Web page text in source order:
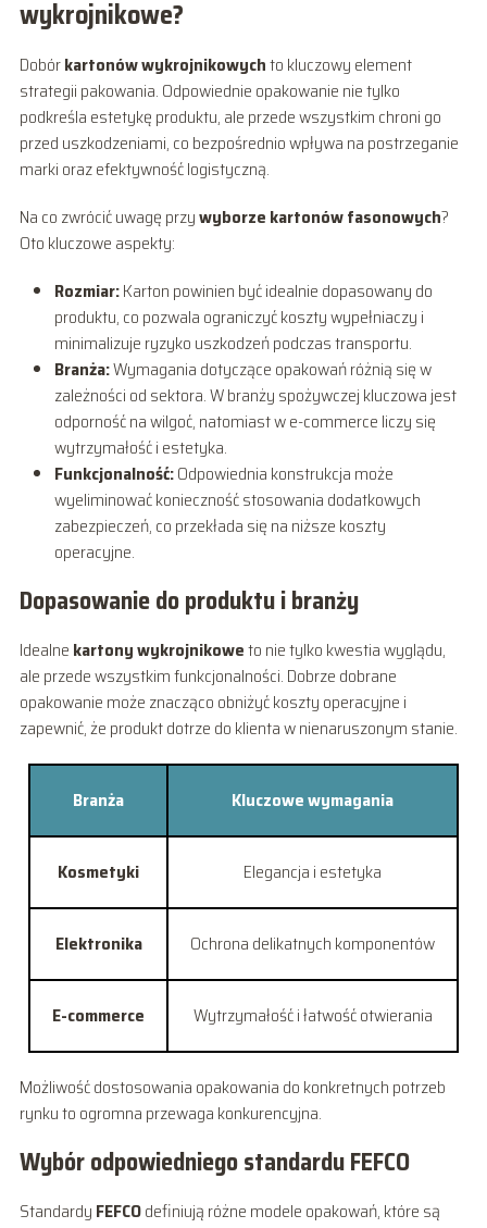
wykrojnikowe?
Dobórkartonów wykrojnikowychto kluczowy element
strategii pakowania. Odpowiednie opakowanie nie tylko
podkreśla estetykę produktu, ale przede wszystkim chroni go
przed uszkodzeniami, co bezpośrednio wpływa na postrzeganie
marki oraz efektywność logistyczną.
Na co zwrócić uwagę przywyborze kartonów fasonowych?
Oto kluczowe aspekty:
Rozmiar:Karton powinien być idealnie dopasowany do
produktu, co pozwala ograniczyć koszty wypełniaczy i
minimalizuje ryzyko uszkodzeń podczas transportu.
Branża:Wymagania dotyczące opakowań różnią się w
zależności od sektora. W branży spożywczej kluczowa jest
odporność na wilgoć, natomiast w e-commerce liczy się
wytrzymałość i estetyka.
Funkcjonalność:Odpowiednia konstrukcja może
wyeliminować konieczność stosowania dodatkowych
zabezpieczeń, co przekłada się na niższe koszty
operacyjne.
Dopasowanie do produktu i branży
Idealne kartony wykrojnikoweto nie tylko kwestia wyglądu,
ale przede wszystkim funkcjonalności. Dobrze dobrane
opakowanie może znacząco obniżyć koszty operacyjne i
zapewnić, że produkt dotrze do klienta w nienaruszonym stanie.
Branża Kluczowe wymagania
Kosmetyki Elegancja i estetyka
Elektronika Ochrona delikatnych komponentów
E-commerce Wytrzymałość i łatwość otwierania
Możliwość dostosowania opakowania do konkretnych potrzeb
rynku to ogromna przewaga konkurencyjna.
Wybór odpowiedniego standardu FEFCO
Standardy FEFCOdefiniują różne modele opakowań, które są